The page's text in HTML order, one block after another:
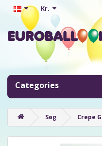
Kr.
Categories
Søg Crepe